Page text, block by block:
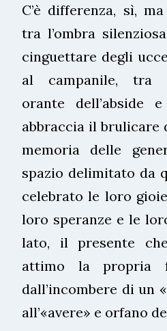
C’è differenza, sì,
tra l’ombra
cinguettare degli
al campanile, tra
orante dell’abside
abbraccia il brulicare
memoria delle
spazio delimitato da
celebrato le loro
loro speranze e le
lato, il presente
attimo la propria
dall’incombere di un
all’«avere» e orfano